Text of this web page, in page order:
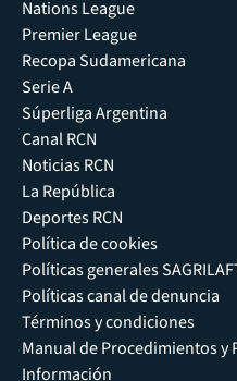
Nations League
Premier League
Recopa Sudamericana
Serie A
Súperliga Argentina
Canal RCN
Noticias RCN
La República
Deportes RCN
Política de cookies
Políticas generales
Políticas canal de denuncia
Términos y condiciones
Manual de Procedimientos y
Información